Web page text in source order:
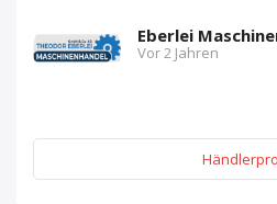
Eberlei
Vor 2 Jahren